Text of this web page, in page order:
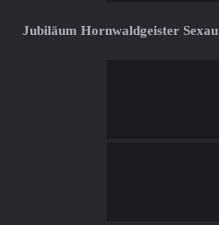
Jubiläum Hornwaldgeister Sexau